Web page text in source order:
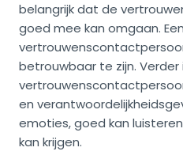
belangrijk dat de
goed mee kan omgaan. Een
betrouwbaar te zijn.
en
emoties, goed kan
kan krijgen.